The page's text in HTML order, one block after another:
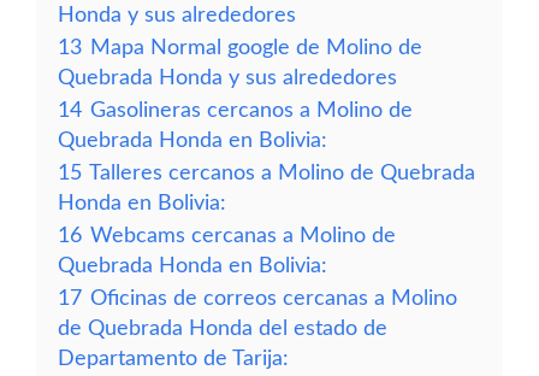
Honda y sus alrededores
13 Mapa Normal google de Molino de
Quebrada Honda y sus alrededores
14 Gasolineras cercanos a Molino de
Quebrada Honda en Bolivia:
15 Talleres cercanos a Molino de Quebrada
Honda en Bolivia:
16 Webcams cercanas a Molino de
Quebrada Honda en Bolivia:
17 Oficinas de correos cercanas a Molino
de Quebrada Honda del estado de
Departamento de Tarija: